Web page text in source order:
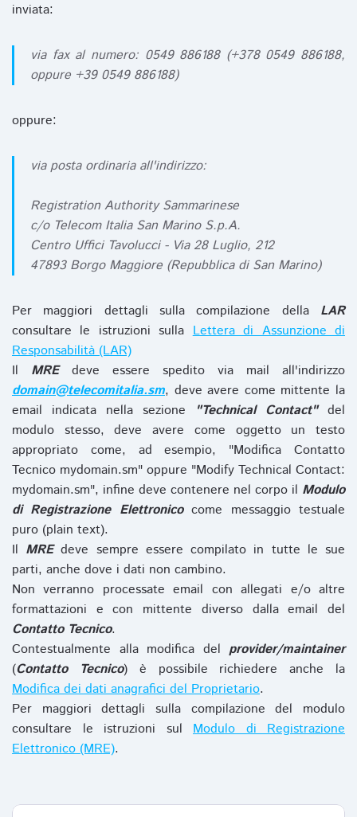
inviata:
via fax al numero: 0549 886188 (+378 0549 886188,
oppure +39 0549 886188)
oppure:
via posta ordinaria all'indirizzo:
Registration Authority Sammarinese
c/o Telecom Italia San Marino S.p.A.
Centro Uffici Tavolucci - Via 28 Luglio, 212
47893 Borgo Maggiore (Repubblica di San Marino)
Per maggiori dettagli sulla compilazione della LAR
consultare le istruzioni sullaLettera di Assunzione di
Responsabilità (LAR)
Il MREdeve essere spedito via mail all'indirizzo
domain@telecomitalia.sm, deve avere come mittente la
email indicata nella sezione
"Technical Contact"del
modulo stesso, deve avere come oggetto un testo
appropriato come, ad esempio, "Modifica Contatto
Tecnico mydomain.sm" oppure "Modify Technical Contact:
mydomain.sm", infine deve contenere nel corpo il Modulo
di Registrazione Elettronicocome messaggio testuale
puro (plain text).
Il MREdeve sempre essere compilato in tutte le sue
parti, anche dove i dati non cambino.
Non verranno processate email con allegati e/o altre
formattazioni e con mittente diverso dalla email del
Contatto Tecnico.
Contestualmente alla modifica del provider/maintainer
(Contatto Tecnico) è possibile richiedere anche la
Modifica dei dati anagrafici del Proprietario.
Per maggiori dettagli sulla compilazione del modulo
consultare le istruzioni sul Modulo di Registrazione
Elettronico (MRE).